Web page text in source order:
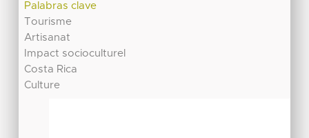
Palabras clave
Tourisme
Artisanat
Impact socioculturel
Costa Rica
Culture